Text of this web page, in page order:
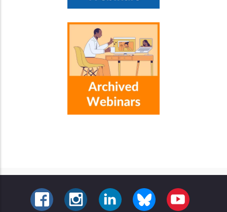
FACEBOOKINSTAGRAMLINKEDINBLUESKY YOUTUBE